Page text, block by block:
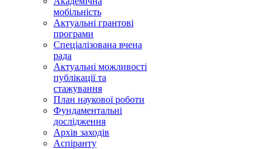
мобільність
Актуальні грантові
програми
Спеціалізована вчена
рада
Актуальні можливості
публікації та
стажування
План наукової роботи
Фундаментальні
дослідження
Архів заходів
Аспіранту